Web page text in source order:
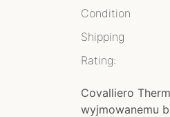
Condition
Shipping
Rating:
Covalliero
wyjmowanemu